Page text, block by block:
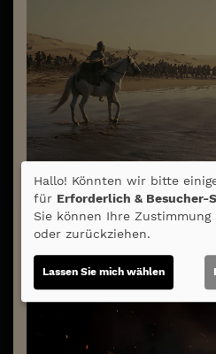
Hallo! Könnten wir bitte
für Erforderlich & Besucher-
Sie können Ihre
oder zurückziehen.
Lassen Sie mich wählen